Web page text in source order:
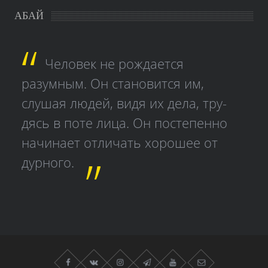
АБАЙ
Человек не рождается
разумным. Он становится им,
слушая людей, видя их дела, тру­
дясь в поте лица. Он постепенно
начинает отличать хорошее от
дурного.